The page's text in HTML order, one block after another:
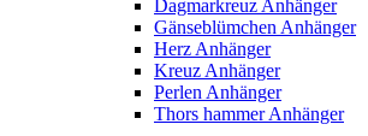
Dagmarkreuz Anhänger
Gänseblümchen Anhänger
Herz Anhänger
Kreuz Anhänger
Perlen Anhänger
Thors hammer Anhänger